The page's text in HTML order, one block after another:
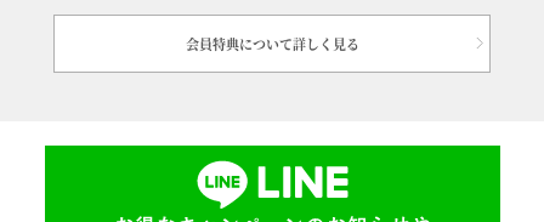
会員特典について詳しく見る